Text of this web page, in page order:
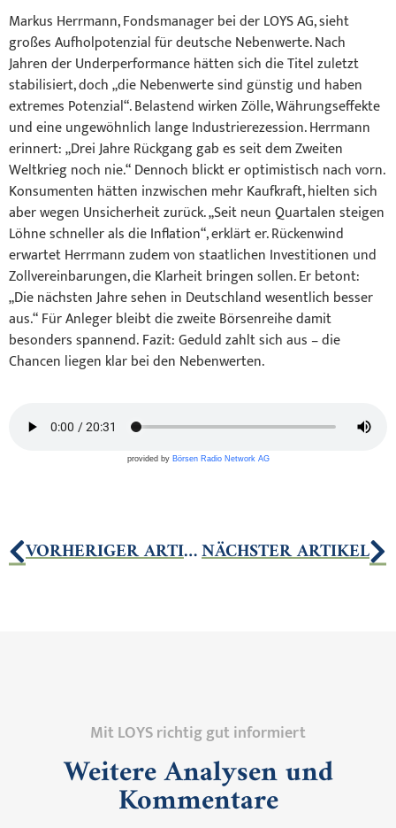
Markus Herrmann, Fondsmanager bei der LOYS AG, sieht
großes Aufholpotenzial für deutsche Nebenwerte. Nach
Jahren der Underperformance hätten sich die Titel zuletzt
stabilisiert, doch „die Nebenwerte sind günstig und haben
extremes Potenzial“. Belastend wirken Zölle, Währungseffekte
und eine ungewöhnlich lange Industrierezession. Herrmann
erinnert: „Drei Jahre Rückgang gab es seit dem Zweiten
Weltkrieg noch nie.“ Dennoch blickt er optimistisch nach vorn.
Konsumenten hätten inzwischen mehr Kaufkraft, hielten sich
aber wegen Unsicherheit zurück. „Seit neun Quartalen steigen
Löhne schneller als die Inflation“, erklärt er. Rückenwind
erwartet Herrmann zudem von staatlichen Investitionen und
Zollvereinbarungen, die Klarheit bringen sollen. Er betont:
„Die nächsten Jahre sehen in Deutschland wesentlich besser
aus.“ Für Anleger bleibt die zweite Börsenreihe damit
besonders spannend. Fazit: Geduld zahlt sich aus – die
Chancen liegen klar bei den Nebenwerten.
provided by Börsen Radio Network AG
VORHERIGER ARTIKELNÄCHSTER ARTIKEL
Mit LOYS richtig gut informiert
Weitere Analysen und
Kommentare